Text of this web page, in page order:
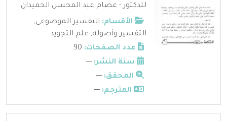
للدكتور - عصام عبد المحسن الحميدان ...
الأقسام: التفسير الموضوعي,
التفسير وأصوله, علم التجويد
عدد الصفحات:
سنة النشر: ---
المحقق: ---
المترجم: ---